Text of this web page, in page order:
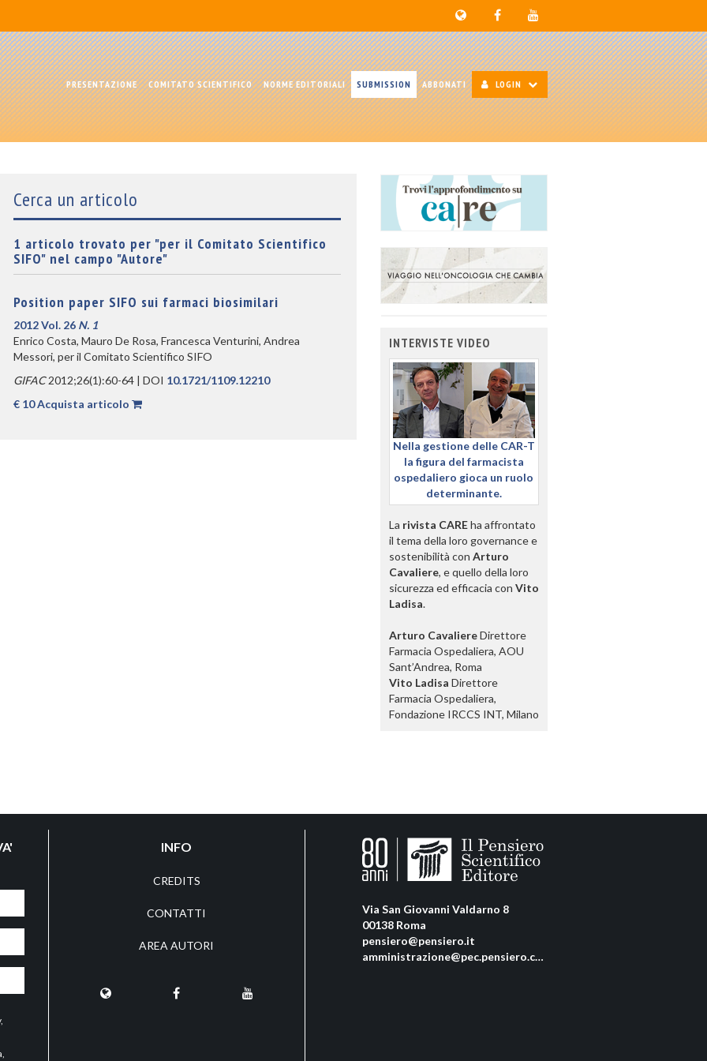
PRESENTAZIONE COMITATO SCIENTIFICO NORME EDITORIALI SUBMISSION ABBONATI LOGIN
Cerca un articolo
1 articolo trovato per "per il Comitato Scientifico
SIFO" nel campo "Autore"
Position paper SIFO sui farmaci biosimilari
2012 Vol. 26 N. 1
Enrico Costa, Mauro De Rosa, Francesca Venturini, Andrea
Messori, per il Comitato Scientifico SIFO
GIFAC2012;26(1):60-64 | DOI 10.1721/1109.12210
€ 10 Acquista articolo
INTERVISTE VIDEO
Nella gestione delle CAR-T
la figura del farmacista
ospedaliero gioca un ruolo
determinante.
La rivista CAREha affrontato
il tema della loro governance e
sostenibilità con Arturo
Cavaliere, e quello della loro
sicurezza ed efficacia con Vito
Ladisa.
Arturo CavaliereDirettore
Farmacia Ospedaliera, AOU
Sant’Andrea, Roma
Vito Ladisa Direttore
Farmacia Ospedaliera,
Fondazione IRCCS INT, Milano
,
INFO
CREDITS
CONTATTI
AREA AUTORI
Via San Giovanni Valdarno 8
00138 Roma
pensiero@pensiero.it
amministrazione@pec.pensiero.com